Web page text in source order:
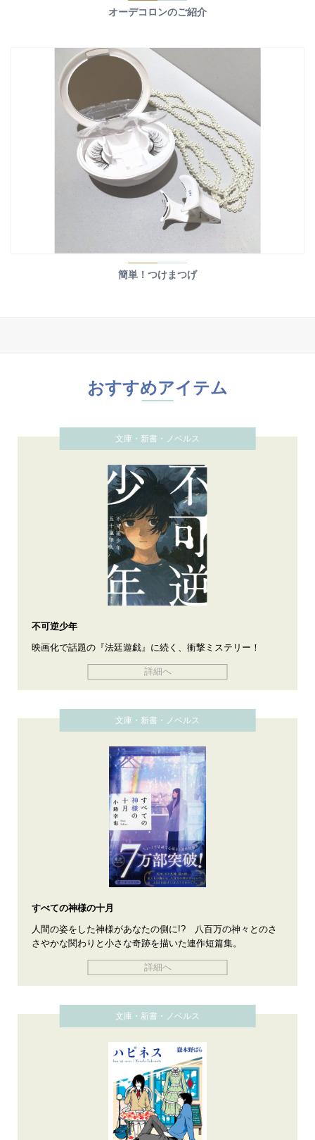
オーデコロンのご紹介
簡単！つけまつげ
おすすめアイテム
文庫・新書・ノベルス
不可逆少年
映画化で話題の『法廷遊戯』に続く、衝撃ミステリー！
詳細へ
文庫・新書・ノベルス
すべての神様の十月
人間の姿をした神様があなたの側に!? 八百万の神々とのさ
さやかな関わりと小さな奇跡を描いた連作短篇集。
詳細へ
文庫・新書・ノベルス